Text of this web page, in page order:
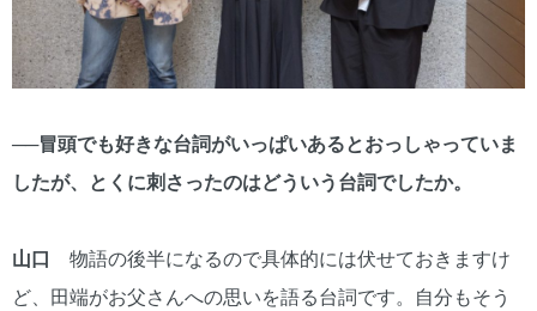
──冒頭でも好きな台詞がいっぱいあるとおっしゃっていま
したが、とくに刺さったのはどういう台詞でしたか。
山口 物語の後半になるので具体的には伏せておきますけ
ど、田端がお父さんへの思いを語る台詞です。自分もそう